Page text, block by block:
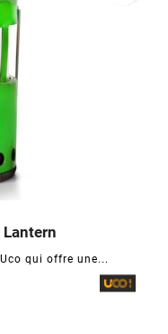
qui offre une...
